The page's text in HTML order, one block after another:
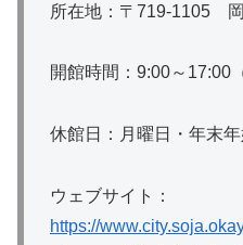
所在地：〒719-1105
開館時間：9:00～17:00
休館日：月曜日・年末
ウェブサイト：
https://